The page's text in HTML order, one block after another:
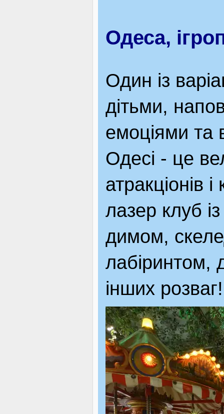
Одеса,
Один із
дітьми,
емоціями та
Одесі - це
атракціонів
лазер клуб
димом,
лабіринтом,
інших розваг!